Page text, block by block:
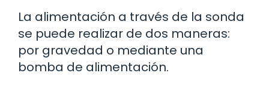
La alimentación a través de la sonda
se puede realizar de dos maneras:
por gravedad o mediante una
bomba de alimentación.